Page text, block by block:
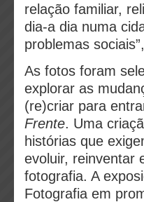
relação familiar,
dia-a dia numa
problemas
As fotos foram
explorar as
(re)criar para
Frente. Uma
histórias que
evoluir, reinventar
fotografia. A
Fotografia em